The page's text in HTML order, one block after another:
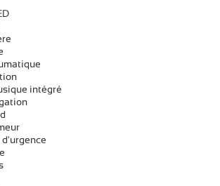
intégré